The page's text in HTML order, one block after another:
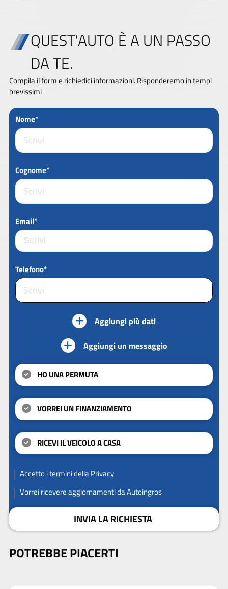
QUEST'AUTO È A UN PASSO
DA TE.
Compila il form e richiedici informazioni. Risponderemo in tempi
brevissimi
Nome*
Cognome*
Email*
Telefono*
Aggiungi più dati
Aggiungi un messaggio
HO UNA PERMUTA
VORREI UN FINANZIAMENTO
RICEVI IL VEICOLO A CASA
Accettoi termini della Privacy
Vorrei ricevere aggiornamenti da Autoingros
INVIA LA RICHIESTA
POTREBBE PIACERTI